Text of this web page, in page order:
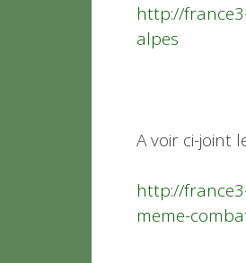
http://
alpes
A voir ci-joint
http://
meme-